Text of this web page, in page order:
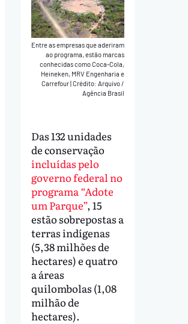
Entre as empresas que aderiram
ao programa, estão marcas
conhecidas como Coca-Cola,
Heineken, MRV Engenharia e
Carrefour|Crédito: Arquivo /
Agência Brasil
Das 132 unidades
de conservação
incluídas pelo
governo federal no
programa “Adote
um Parque”, 15
estão sobrepostas a
terras indígenas
(5,38 milhões de
hectares) e quatro
a áreas
quilombolas (1,08
milhão de
hectares).